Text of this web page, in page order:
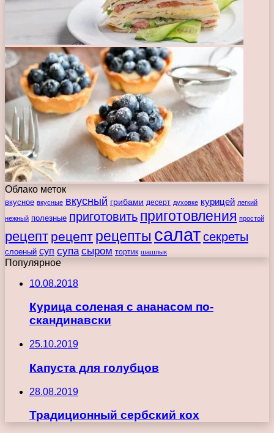
Облако меток
вкусное вкусные вкусный грибами десерт духовке курицей легкий
нежный полезные приготовить приготовления простой
рецепт рецепт рецепты салатсекреты
слоеный суп супа сыром тортик шашлык
Популярное
10.08.2018
Курица соленая с ананасом по-
скандинавски
25.10.2019
Капуста для голубцов
28.08.2019
Традиционный сербский кох